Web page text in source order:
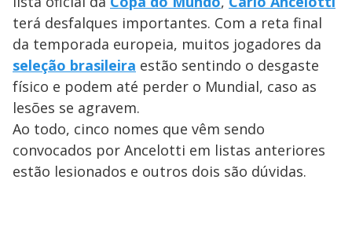
terá desfalques importantes. Com a reta final
da temporada europeia, muitos jogadores da
seleção brasileira estão sentindo o desgaste
físico e podem até perder o Mundial, caso as
lesões se agravem.
Ao todo, cinco nomes que vêm sendo
convocados por Ancelotti em listas anteriores
estão lesionados e outros dois são dúvidas.